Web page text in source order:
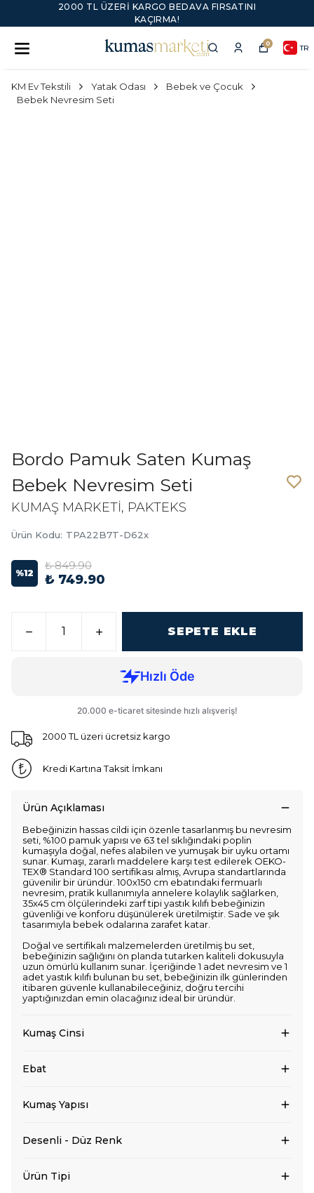
2000 TL ÜZERI KARGO BEDAVA FIRSATINI
KAÇIRMA!
0 TR
KM Ev Tekstili Yatak Odası
Bebek ve Çocuk
Bebek Nevresim Seti
Bordo Pamuk Saten Kumaş
Bebek Nevresim Seti
KUMAŞ MARKETİ, PAKTEKS
Ürün Kodu: TPA22B7T-D62x
%12
₺ 849.90
₺ 749.90
SEPETE EKLE
2000 TL üzeri ücretsiz kargo
Kredi Kartına Taksit İmkanı
Ürün Açıklaması
Bebeğinizin hassas cildi için özenle tasarlanmış bu nevresim
seti, %100 pamuk yapısı ve 63 tel sıklığındaki poplin
kumaşıyla doğal, nefes alabilen ve yumuşak bir uyku ortamı
sunar. Kumaşı, zararlı maddelere karşı test edilerek OEKO-
TEX® Standard 100 sertifikası almış, Avrupa standartlarında
güvenilir bir üründür. 100x150 cm ebatındaki fermuarlı
nevresim, pratik kullanımıyla annelere kolaylık sağlarken,
35x45 cm ölçülerindeki zarf tipi yastık kılıfı bebeğinizin
güvenliği ve konforu düşünülerek üretilmiştir. Sade ve şık
tasarımıyla bebek odalarına zarafet katar.
Doğal ve sertifikalı malzemelerden üretilmiş bu set,
bebeğinizin sağlığını ön planda tutarken kaliteli dokusuyla
uzun ömürlü kullanım sunar. İçeriğinde 1 adet nevresim ve 1
adet yastık kılıfı bulunan bu set, bebeğinizin ilk günlerinden
itibaren güvenle kullanabileceğiniz, doğru tercihi
yaptığınızdan emin olacağınız ideal bir üründür.
Kumaş Cinsi
Ebat
Kumaş Yapısı
Desenli - Düz Renk
Ürün Tipi